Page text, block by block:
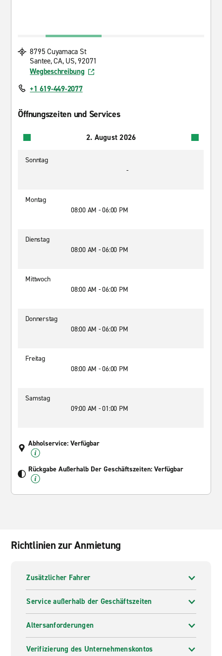
8795 Cuyamaca St
Santee, CA, US, 92071
Wegbeschreibung
+1 619-449-2077
Öffnungszeiten und Services
2. August 2026
Sonntag
-
Montag
08:00 AM - 06:00 PM
Dienstag
08:00 AM - 06:00 PM
Mittwoch
08:00 AM - 06:00 PM
Donnerstag
08:00 AM - 06:00 PM
Freitag
08:00 AM - 06:00 PM
Samstag
09:00 AM - 01:00 PM
Abholservice: Verfügbar
Rückgabe Außerhalb Der Geschäftszeiten: Verfügbar
Richtlinien zur Anmietung
Zusätzlicher Fahrer
Service außerhalb der Geschäftszeiten
Altersanforderungen
Verifizierung des Unternehmenskontos